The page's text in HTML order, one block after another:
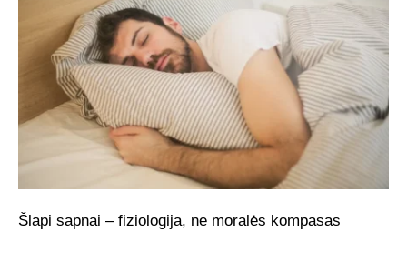
Šlapi sapnai – fiziologija, ne moralės kompasas